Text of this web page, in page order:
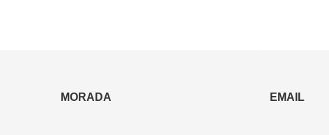
MORADA EMAIL